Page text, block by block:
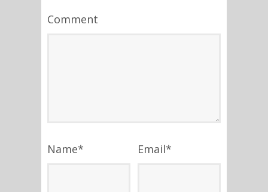
Comment
Name* Email*